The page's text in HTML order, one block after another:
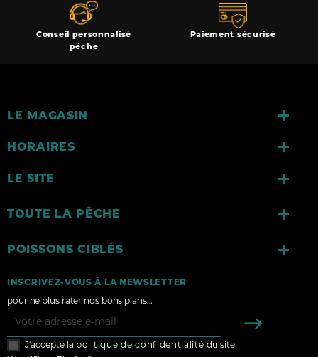
Conseil personnalisé
pêche
Paiement sécurisé
LE MAGASIN 
HORAIRES 
LE SITE 
TOUTE LA PÊCHE 
POISSONS CIBLÉS 
INSCRIVEZ-VOUS À LA NEWSLETTER
pour ne plus rater nos bons plans...
J'accepte la politique de confidentialité du site